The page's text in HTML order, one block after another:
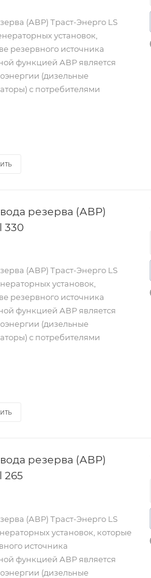
(АВР) Траст-Энерго LS
установок,
резервного источника
функцией АВР является
(дизельные
с потребителями
резерва (АВР)
330
(АВР) Траст-Энерго LS
установок,
резервного источника
функцией АВР является
(дизельные
с потребителями
резерва (АВР)
265
(АВР) Траст-Энерго LS
установок, которые
источника
функцией АВР является
(дизельные